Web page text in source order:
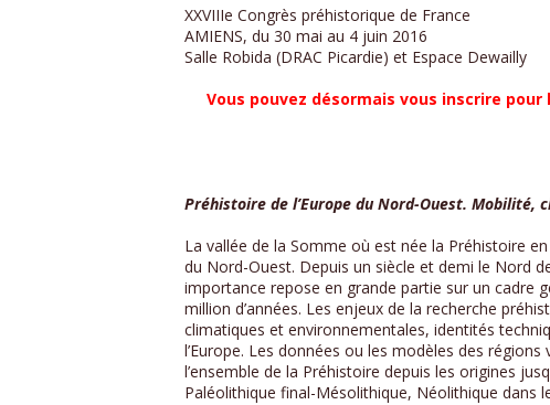
XXVIIIe Congrès préhistorique de France
AMIENS, du 30 mai au 4 juin 2016
Salle Robida (DRAC Picardie) et Espace Dewailly
Vous pouvez désormais vous inscrire
Préhistoire de l’Europe du Nord-Ouest.
La vallée de la Somme où est née la Préhistoire
du Nord-Ouest. Depuis un siècle et demi le Nord
importance repose en grande partie sur un cadre
million d’années. Les enjeux de la recherche
climatiques et environnementales, identités
l’Europe. Les données ou les modèles des
l’ensemble de la Préhistoire depuis les origines
Paléolithique final-Mésolithique, Néolithique dans